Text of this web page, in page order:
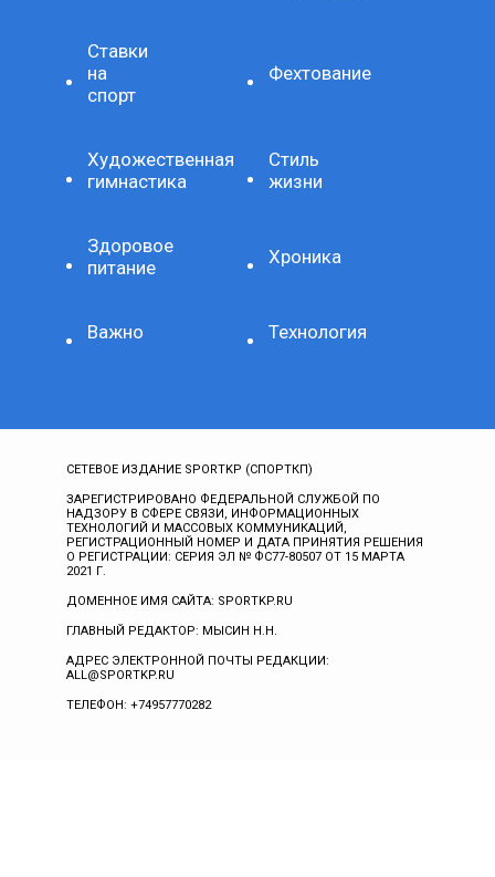
Ставки
на
спорт
Фехтование
Художественная
гимнастика
Стиль
жизни
Здоровое
питание
Хроника
Важно Технология
СЕТЕВОЕ ИЗДАНИЕ SPORTKP (СПОРТКП)
ЗАРЕГИСТРИРОВАНО ФЕДЕРАЛЬНОЙ СЛУЖБОЙ ПО
НАДЗОРУ В СФЕРЕ СВЯЗИ, ИНФОРМАЦИОННЫХ
ТЕХНОЛОГИЙ И МАССОВЫХ КОММУНИКАЦИЙ,
РЕГИСТРАЦИОННЫЙ НОМЕР И ДАТА ПРИНЯТИЯ РЕШЕНИЯ
О РЕГИСТРАЦИИ: СЕРИЯ ЭЛ № ФС77-80507 ОТ 15 МАРТА
2021 Г.
ДОМЕННОЕ ИМЯ САЙТА: SPORTKP.RU
ГЛАВНЫЙ РЕДАКТОР: МЫСИН Н.Н.
АДРЕС ЭЛЕКТРОННОЙ ПОЧТЫ РЕДАКЦИИ:
ALL@SPORTKP.RU
ТЕЛЕФОН: +74957770282